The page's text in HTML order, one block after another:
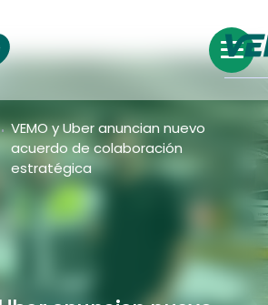
VEMO y Uber anuncian nuevo
acuerdo de colaboración
estratégica